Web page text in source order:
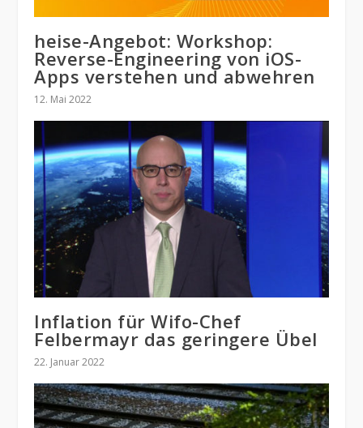
heise-Angebot: Workshop:
Reverse-Engineering von iOS-
Apps verstehen und abwehren
12. Mai 2022
Inflation für Wifo-Chef
Felbermayr das geringere Übel
22. Januar 2022